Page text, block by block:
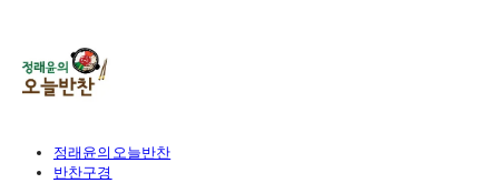
정래윤의오늘반찬
반찬구경